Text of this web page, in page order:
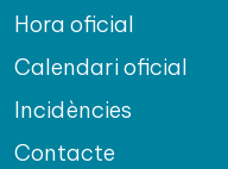
Hora oficial
Calendari oficial
Incidències
Contacte